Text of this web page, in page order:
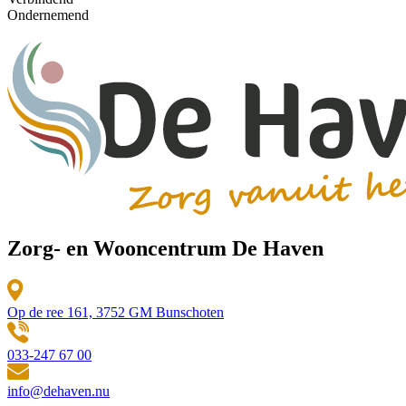
Ondernemend
Zorg- en Wooncentrum De Haven
Op de ree 161, 3752 GM Bunschoten
033-247 67 00
info@dehaven.nu